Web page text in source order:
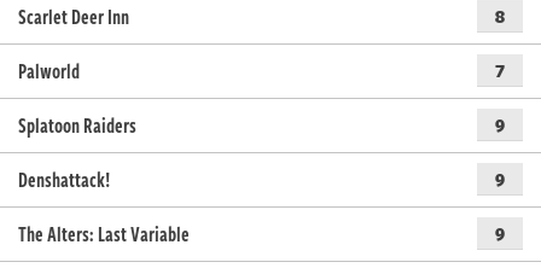
Scarlet Deer Inn
8
Palworld 7
Splatoon Raiders 9
Denshattack! 9
The Alters: Last Variable 9